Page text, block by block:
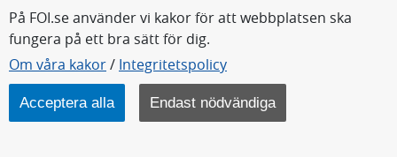
FOI forskar för en säkrare värld.
FOI:s kärnverksamhet är forskning, metod- och
teknikutveckling samt analyser och studier.
Myndigheten ligger under Försvarsdepartementet.
På FOI.se använder vi kakor för att webbplatsen ska
fungera på ett bra sätt för dig.
Om våra kakor/ Integritetspolicy
Acceptera alla Endast nödvändiga